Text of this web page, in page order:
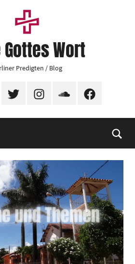
Gottes Wort
Predigten / Blog
Twitter InstagramSoundCloudFacebook